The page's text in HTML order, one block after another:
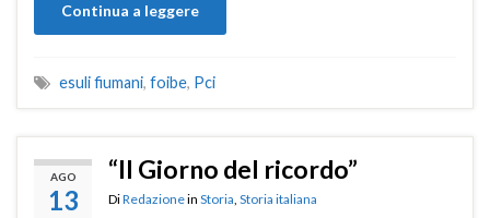
Continua a leggere
esuli fiumani, foibe, Pci
AGO
13
“Il Giorno del ricordo”
DiRedazionein Storia, Storia italiana